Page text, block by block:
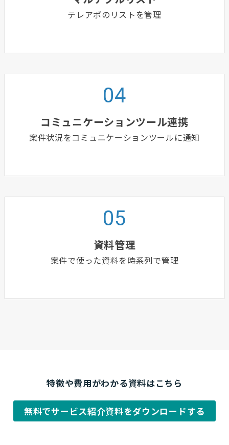
テレアポのリストを管理
コミュニケーションツール連携
案件状況をコミュニケーションツールに通知
資料管理
案件で使った資料を時系列で管理
特徴や費用がわかる資料はこちら
無料でサービス紹介資料をダウンロードする